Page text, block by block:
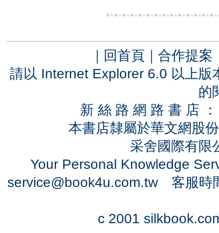
｜ 回首頁 ｜ 合作提案
請以 Internet Explorer 6.0 以上
的
新 絲 路 網 路 書 店
本書店隸屬於華文網股
采舍國際有
Your Personal Knowledge
service@book4u.com.tw客服時
c 2001